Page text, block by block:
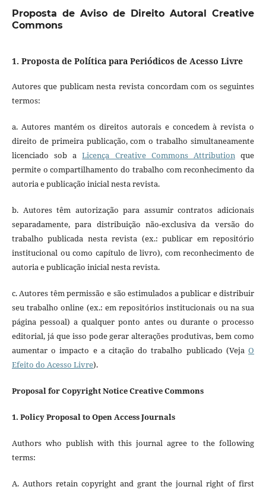
Proposta de Aviso de Direito Autoral Creative
Commons
1. Proposta de Política para Periódicos de Acesso Livre
Autores que publicam nesta revista concordam com os seguintes
termos:
a. Autores mantém os direitos autorais e concedem à revista o
direito de primeira publicação, com o trabalho simultaneamente
licenciado sob aLicença Creative Commons Attributionque
permite o compartilhamento do trabalho com reconhecimento da
autoria e publicação inicial nesta revista.
b. Autores têm autorização para assumir contratos adicionais
separadamente, para distribuição não-exclusiva da versão do
trabalho publicada nesta revista (ex.: publicar em repositório
institucional ou como capítulo de livro), com reconhecimento de
autoria e publicação inicial nesta revista.
c. Autores têm permissão e são estimulados a publicar e distribuir
seu trabalho online (ex.: em repositórios institucionais ou na sua
página pessoal) a qualquer ponto antes ou durante o processo
editorial, já que isso pode gerar alterações produtivas, bem como
aumentar o impacto e a citação do trabalho publicado (VejaO
Efeito do Acesso Livre).
Proposal for Copyright Notice Creative Commons
1. Policy Proposal to Open Access Journals
Authors who publish with this journal agree to the following
terms:
A. Authors retain copyright and grant the journal right of first